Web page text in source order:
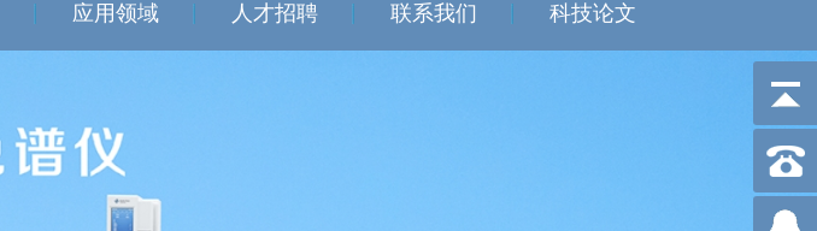
应用领域 人才招聘 联系我们 科技论文